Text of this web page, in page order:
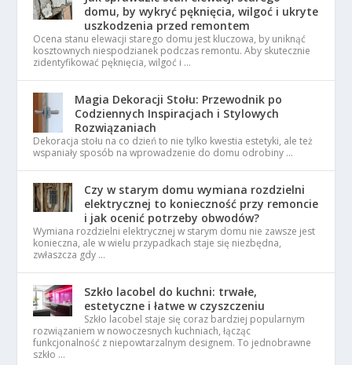
domu, by wykryć pęknięcia, wilgoć i ukryte
uszkodzenia przed remontem
Ocena stanu elewacji starego domu jest kluczowa, by uniknąć
kosztownych niespodzianek podczas remontu. Aby skutecznie
zidentyfikować pęknięcia, wilgoć i …
Magia Dekoracji Stołu: Przewodnik po
Codziennych Inspiracjach i Stylowych
Rozwiązaniach
Dekoracja stołu na co dzień to nie tylko kwestia estetyki, ale też
wspaniały sposób na wprowadzenie do domu odrobiny …
Czy w starym domu wymiana rozdzielni
elektrycznej to konieczność przy remoncie
i jak ocenić potrzeby obwodów?
Wymiana rozdzielni elektrycznej w starym domu nie zawsze jest
konieczna, ale w wielu przypadkach staje się niezbędna,
zwłaszcza gdy …
Szkło lacobel do kuchni: trwałe,
estetyczne i łatwe w czyszczeniu
Szkło lacobel staje się coraz bardziej popularnym
rozwiązaniem w nowoczesnych kuchniach, łącząc
funkcjonalność z niepowtarzalnym designem. To jednobrawne
szkło …